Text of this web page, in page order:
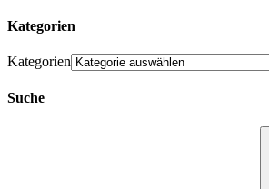
Kategorien
Kategorien
Suche